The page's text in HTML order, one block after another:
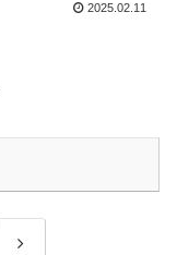
2025.02.11
次